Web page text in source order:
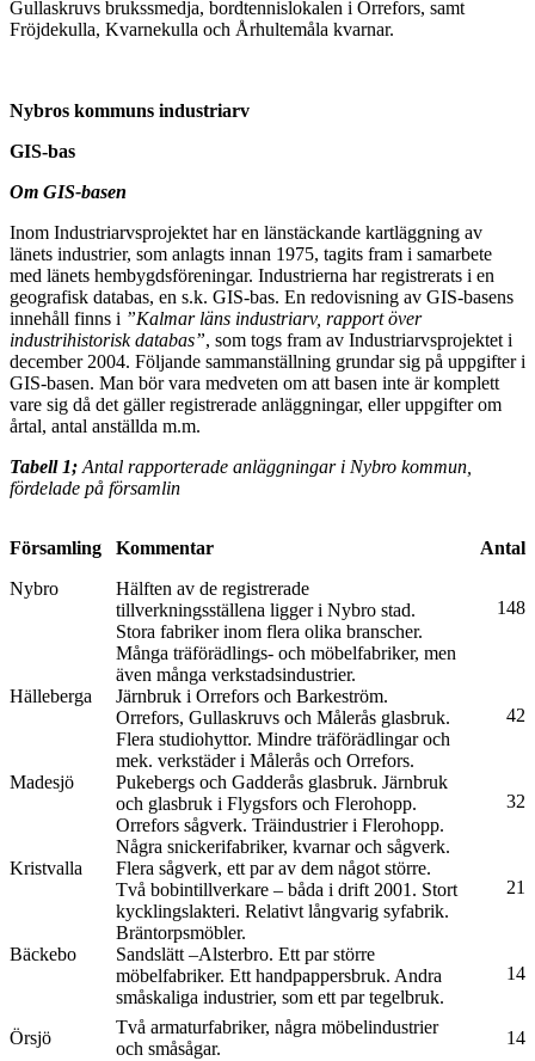
Gullaskruvs brukssmedja, bordtennislokalen i Orrefors, samt
Fröjdekulla, Kvarnekulla och Århultemåla kvarnar.
Nybros kommuns industriarv
GIS-bas
Om GIS-basen
Inom Industriarvsprojektet har en länstäckande kartläggning av
länets industrier, som anlagts innan 1975, tagits fram i samarbete
med länets hembygdsföreningar. Industrierna har registrerats i en
geografisk databas, en s.k. GIS-bas. En redovisning av GIS-basens
innehåll finns i ”Kalmar läns industriarv, rapport över
industrihistorisk databas”, som togs fram av Industriarvsprojektet i
december 2004. Följande sammanställning grundar sig på uppgifter i
GIS-basen. Man bör vara medveten om att basen inte är komplett
vare sig då det gäller registrerade anläggningar, eller uppgifter om
årtal, antal anställda m.m.
Tabell 1;Antal rapporterade anläggningar i Nybro kommun,
fördelade på församlin
Församling Kommentar
Antal
Nybro
Hälften av de registrerade
tillverkningsställena ligger i Nybro stad.
Stora fabriker inom flera olika branscher.
Många träförädlings- och möbelfabriker, men
även många verkstadsindustrier.
148
Hälleberga
Järnbruk i Orrefors och Barkeström.
Orrefors, Gullaskruvs och Målerås glasbruk.
Flera studiohyttor. Mindre träförädlingar och
mek. verkstäder i Målerås och Orrefors.
42
Madesjö
Pukebergs och Gadderås glasbruk. Järnbruk
och glasbruk i Flygsfors och Flerohopp.
Orrefors sågverk. Träindustrier i Flerohopp.
Några snickerifabriker, kvarnar och sågverk.
32
Kristvalla
Flera sågverk, ett par av dem något större.
Två bobintillverkare – båda i drift 2001. Stort
kycklingslakteri. Relativt långvarig syfabrik.
Bräntorpsmöbler.
21
Bäckebo
Sandslätt –Alsterbro. Ett par större
möbelfabriker. Ett handpappersbruk. Andra
småskaliga industrier, som ett par tegelbruk.
14
Örsjö
Två armaturfabriker, några möbelindustrier
och småsågar.
14